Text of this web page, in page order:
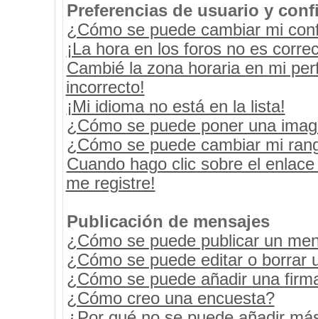
Preferencias de usuario y
¿Cómo se puede cambiar mi
¡La hora en los foros no es
Cambié la zona horaria en mi
incorrecto!
¡Mi idioma no está en la lista!
¿Cómo se puede poner una
¿Cómo se puede cambiar mi
Cuando hago clic sobre el
me registre!
Publicación de mensajes
¿Cómo se puede publicar un
¿Cómo se puede editar o borrar
¿Cómo se puede añadir una
¿Cómo creo una encuesta?